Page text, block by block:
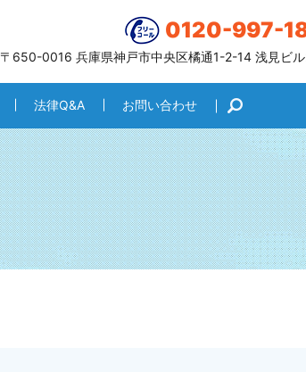
0120-997-
〒650-0016 兵庫県神戸市中央区橘通1-2-14 浅見ビ
法律Q&A お問い合わせ search